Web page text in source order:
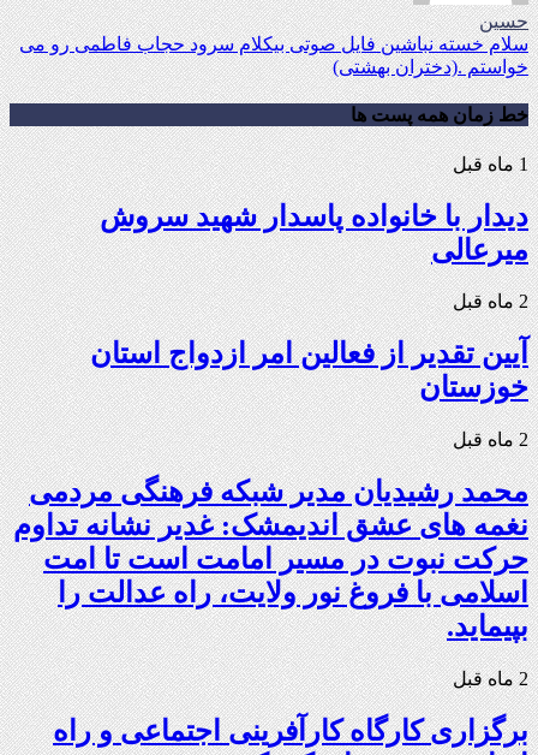
حسین
سلام خسته نباشین فایل صوتی بیکلام سرود حجاب فاطمی رو می
خواستم .(دختران بهشتی)
خط زمان همه پست ها
1 ماه قبل
دیدار با خانواده پاسدار شهید سروش
میرعالی
2 ماه قبل
آیین تقدیر از فعالین امر ازدواج استان
خوزستان
2 ماه قبل
محمد رشیدیان مدیر شبکه فرهنگی مردمی
نغمه های عشق اندیمشک: غدیر نشانه تداوم
حرکت نبوت در مسیر امامت است تا امت
اسلامی با فروغ نور ولایت، راه عدالت را
بپیماید.
2 ماه قبل
برگزاری کارگاه کارآفرینی اجتماعی و راه